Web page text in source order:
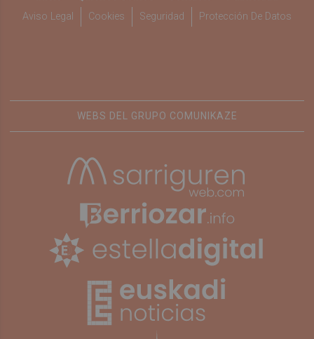
Aviso Legal
Cookies Seguridad Protección De Datos
WEBS DEL GRUPO COMUNIKAZE